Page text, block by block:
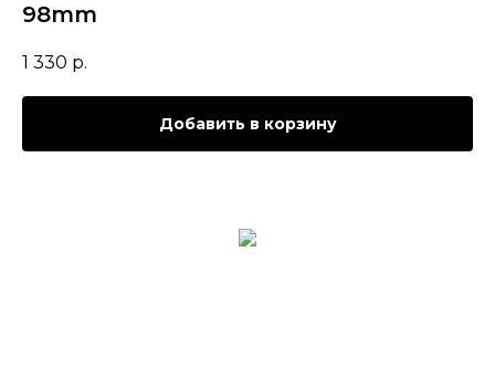
98mm
1 330 р.
Добавить в корзину